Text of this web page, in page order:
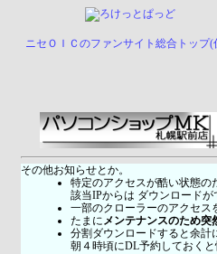
ニセＯＩＣのファンサイト総合トップ(
その他お知らせとか。
特定のアクセスが酷い状態の
該当IPからは ダウンロードが
一部のクローラーのアクセス
たまにメンテナンスのため突
分割ダウンロードすると余計
朝４時頃にDL予約しておくと